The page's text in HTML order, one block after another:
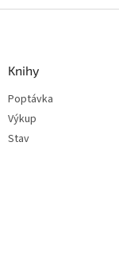
Knihy
Poptávka
Výkup
Stav